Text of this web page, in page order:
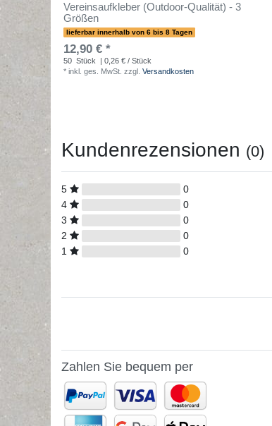
Vereinsaufkleber (Outdoor-Qualität) - 3
Größen
lieferbar innerhalb von 6 bis 8 Tagen
12,90 € *
50 Stück
| 0,26 € / Stück
* inkl. ges. MwSt. zzgl. Versandkosten
Kundenrezensionen (0)
5
0
4
0
3
0
2
0
1
0
Zahlen Sie bequem per